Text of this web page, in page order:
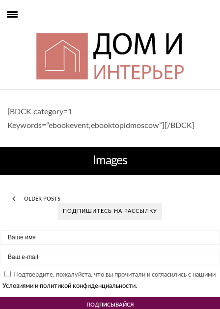
[BDCK category=1
Keywords=”ebookevent,ebooktopidmoscow”][/BDCK]
Images
OLDER POSTS
ПОДПИШИТЕСЬ НА РАССЫЛКУ
Подтвердите, пожалуйста, что вы прочитали и согласились с нашими
Условиями и политикой конфиденциальности.